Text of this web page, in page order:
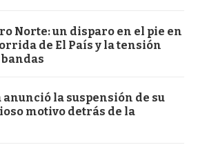
Norte: un disparo en el pie en
de El País y la tensión
la suspensión de su
motivo detrás de la